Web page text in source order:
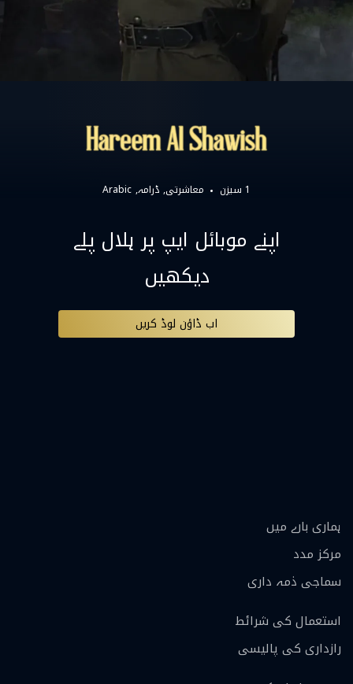
1 سیزن معاشرتی ڈرامہ Arabic
اپنے موبائل ایپ پر ہلال پلے
دیکھیں
اب ڈاؤن لوڈ کریں
ہماری بارے ميں
مرکز مدد
سماجی ذمہ داری
استعمال کی شرائط
رازداری کی پالیسی